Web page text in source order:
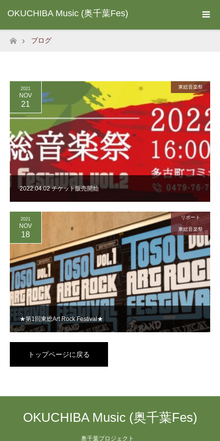
OKUCHIBA Music (奥千葉Fes)
ホーム
ブログ
2022.04.02 チケット販売開始
2021
NOV
21
東総音楽祭
★第1回東総Art Rock Festival★
2021
NOV
18
リポート
東総音楽祭
トップページに戻る
OKUCHIBA Music (奥千葉Fes)
奥千葉プロジェクト